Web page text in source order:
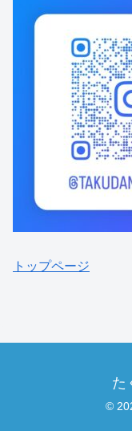
トップページ
た
©